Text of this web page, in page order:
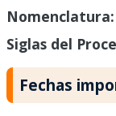
Nomenclatura:
Siglas del
Fechas